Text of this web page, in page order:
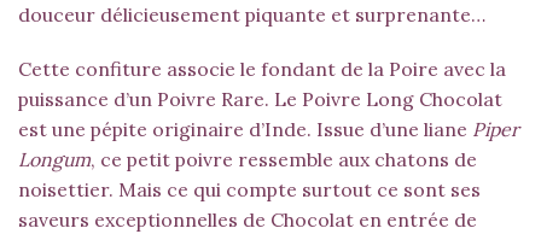
douceur délicieusement piquante et surprenante…
Cette confiture associe le fondant de la Poire avec la
puissance d’un Poivre Rare. Le Poivre Long Chocolat
est une pépite originaire d’Inde. Issue d’une liane Piper
Longum, ce petit poivre ressemble aux chatons de
noisettier. Mais ce qui compte surtout ce sont ses
saveurs exceptionnelles de Chocolat en entrée de